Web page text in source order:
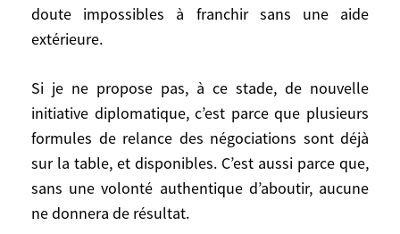
doute impossibles à franchir sans une aide
extérieure.
Si je ne propose pas, à ce stade, de nouvelle
initiative diplomatique, c’est parce que plusieurs
formules de relance des négociations sont déjà
sur la table, et disponibles. C’est aussi parce que,
sans une volonté authentique d’aboutir, aucune
ne donnera de résultat.
Quant au mode de fonctionnement de
l’Autorité palestinienne, outre qu’il frustre
démocratie, il favorise le report à toujours
plus tard des engagements qu’il faudra
pourtant prendre à l’égard des Israéliens.
Aux dirigeants de futur Etat palestinien de
se montrer hommes d’Etat.